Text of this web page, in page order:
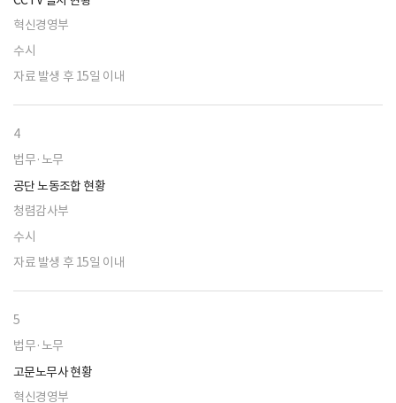
혁신경영부
수시
자료 발생 후 15일 이내
4
법무·노무
공단 노동조합 현황
청렴감사부
수시
자료 발생 후 15일 이내
5
법무·노무
고문노무사 현황
혁신경영부